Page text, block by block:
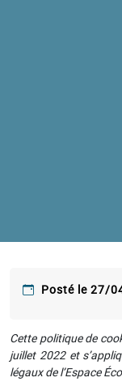
Posté le 27/
Cette politique de
juillet 2022 et
légaux de l’Espace